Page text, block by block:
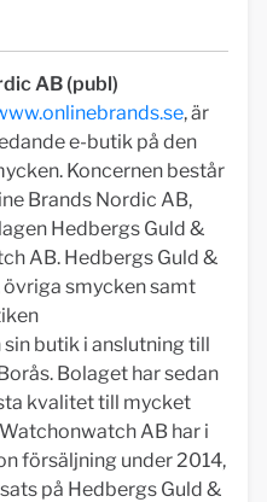
AB (publ)
, är
e-butik på den
Koncernen består
Brands Nordic AB,
Hedbergs Guld &
AB. Hedbergs Guld &
övriga smycken samt
sin butik i anslutning till
Bolaget har sedan
kvalitet till mycket
AB har i
försäljning under 2014,
på Hedbergs Guld &